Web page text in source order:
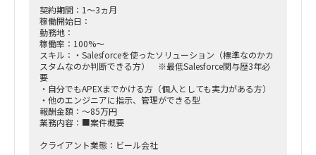
契約期間：1～3ヵ月
稼働開始日：
勤務地：
稼働率：100%～
スキル：・Salesforceを使ったソリューション（標準なのかカ
スタムなのか判断できる方） ※最低Salesforce関与歴3年必
要
・自分でもAPEXまでかける方（個人としても実力がある方）
・他のエンジニアに指示、管理ができる型
報酬金額：～85万円
業務内容：■案件概要
クライアント業態：ビール会社